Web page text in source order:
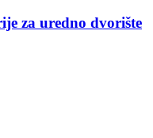
za uredno dvorište